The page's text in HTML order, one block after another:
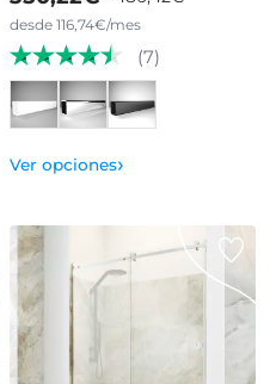
desde 116,74€/mes
(7)
Ver opciones›